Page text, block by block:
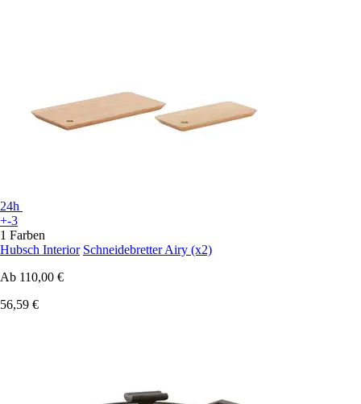
24h
+-3
1 Farben
Hubsch Interior Schneidebretter Airy (x2)
Ab 110,00 €
56,59 €